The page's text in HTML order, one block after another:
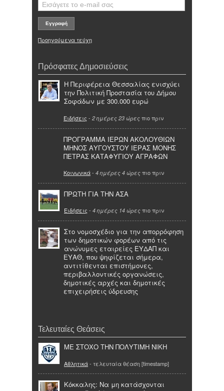
Προηγούμενα τεύχη
Πρόσφατες Δημοσιεύσεις
Η Περιφέρεια Θεσσαλίας ενισχύει
την Πολιτική Προστασία του Δήμου
Σοφάδων με 300.000 ευρώ
Ειδήσεις - 2 ημέρες 23 ώρες πιο πριν
ΠΡΟΓΡΑΜΜΑ ΙΕΡΩΝ ΑΚΟΛΟΥΘΙΩΝ
ΜΗΝΟΣ ΑΥΓΟΥΣΤΟΥ ΙΕΡΑΣ ΜΟΝΗΣ
ΠΕΤΡΑΣ ΚΑΤΑΦΥΓΙΟΥ ΑΓΡΑΦΩΝ
Κοινωνικά- 4 ημέρες 4 ώρες πιο πριν
ΠΡΩΤΗ ΓΙΑ ΤΗΝ ΑΣΑ
Ειδήσεις - 4 ημέρες 14 ώρες πιο πριν
Στο νομοσχέδιο για την απορρόφηση
των δημοτικών φορέων από τις
ανώνυμες εταιρείες ΕΥΔΑΠ και
ΕΥΑΘ, που ψηφίζεται σήμερα,
αντιτίθενται επιστήμονες,
περιβαλλοντικές οργανώσεις,
δημοτικές αρχές και δημοτικές
επιχειρήσεις ύδρευσης
Τελευταίες Θεάσεις
ΜΕ ΣΤΟΧΟ ΤΗΝ ΠΟΛΥΤΙΜΗ ΝΙΚΗ
Αθλητικά- τελευταία θέαση [timestamp]
Κόκκαλης: Να μη κατάσχονται